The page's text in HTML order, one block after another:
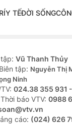
Y TẾĐỜI SỐNG
Vũ Thanh Thủy
tập: Nguyễn Thị
Ninh
024.38 355 931
báo VTV: 0988
cáo: (024) 626